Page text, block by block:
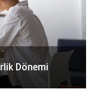
Dönemi